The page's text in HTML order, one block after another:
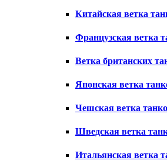
Китайская ветка
Французская ветка
Ветка британских
Японская ветка
Чешская ветка
Шведская ветка
Итальянская ветка